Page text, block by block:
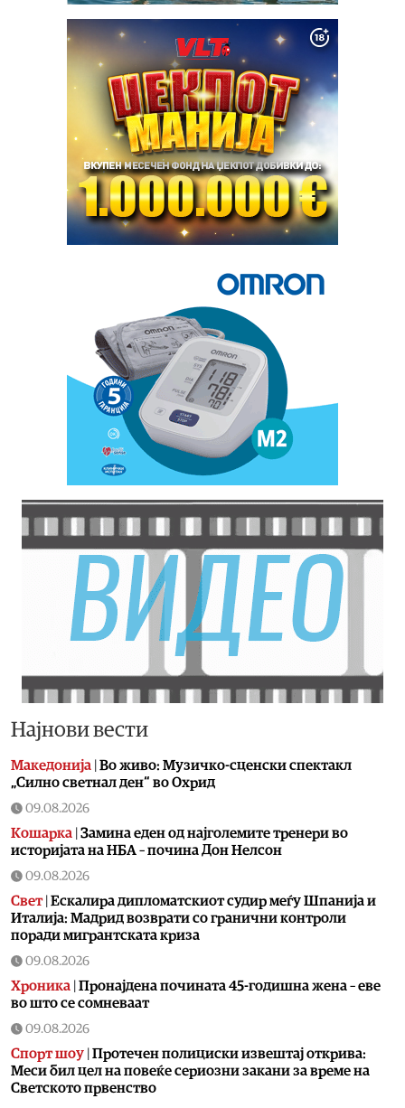
Најнови вести
Македонија Во живо: Музичко-сценски спектакл
„Силно светнал ден“ во Охрид
09.08.2026
Кошарка Замина еден од најголемите тренери во
историјата на НБА – почина Дон Нелсон
09.08.2026
Свет| Ескалира дипломатскиот судир меѓу Шпанија и
Италија: Мадрид возврати со гранични контроли
поради мигрантската криза
09.08.2026
Хроника Пронајдена почината 45-годишна жена – еве
во што се сомневаат
09.08.2026
Спорт шоу Протечен полициски извештај открива:
Меси бил цел на повеќе сериозни закани за време на
Светското првенство